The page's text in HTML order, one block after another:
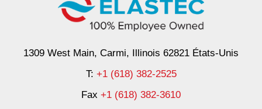
1309 West Main, Carmi, Illinois 62821 États-Unis
T: +1 (618) 382-2525
Fax +1 (618) 382-3610